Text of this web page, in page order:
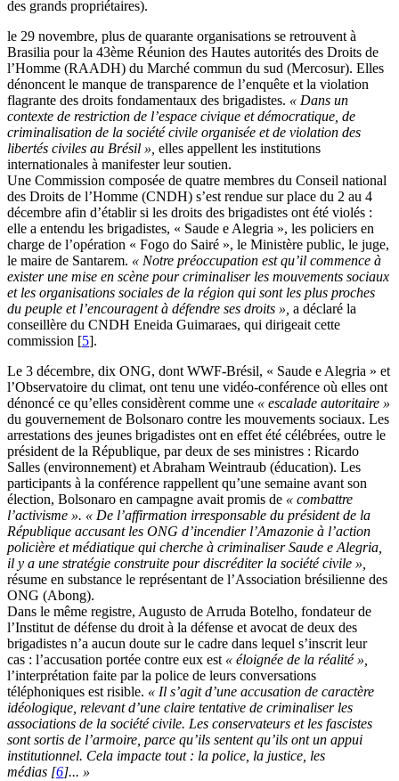
des grands propriétaires).
le 29 novembre, plus de quarante organisations se retrouvent à
Brasilia pour la 43ème Réunion des Hautes autorités des Droits de
l’Homme (RAADH) du Marché commun du sud (Mercosur). Elles
dénoncent le manque de transparence de l’enquête et la violation
flagrante des droits fondamentaux des brigadistes. « Dans un
contexte de restriction de l’espace civique et démocratique, de
criminalisation de la société civile organisée et de violation des
libertés civiles au Brésil », elles appellent les institutions
internationales à manifester leur soutien.
Une Commission composée de quatre membres du Conseil national
des Droits de l’Homme (CNDH) s’est rendue sur place du 2 au 4
décembre afin d’établir si les droits des brigadistes ont été violés :
elle a entendu les brigadistes, « Saude e Alegria », les policiers en
charge de l’opération « Fogo do Sairé », le Ministère public, le juge,
le maire de Santarem. « Notre préoccupation est qu’il commence à
exister une mise en scène pour criminaliser les mouvements sociaux
et les organisations sociales de la région qui sont les plus proches
du peuple et l’encouragent à défendre ses droits », a déclaré la
conseillère du CNDH Eneida Guimaraes, qui dirigeait cette
commission [5].
Le 3 décembre, dix ONG, dont WWF-Brésil, « Saude e Alegria » et
l’Observatoire du climat, ont tenu une vidéo-conférence où elles ont
dénoncé ce qu’elles considèrent comme une « escalade autoritaire »
du gouvernement de Bolsonaro contre les mouvements sociaux. Les
arrestations des jeunes brigadistes ont en effet été célébrées, outre le
président de la République, par deux de ses ministres : Ricardo
Salles (environnement) et Abraham Weintraub (éducation). Les
participants à la conférence rappellent qu’une semaine avant son
élection, Bolsonaro en campagne avait promis de « combattre
l’activisme ». « De l’affirmation irresponsable du président de la
République accusant les ONG d’incendier l’Amazonie à l’action
policière et médiatique qui cherche à criminaliser Saude e Alegria,
il y a une stratégie construite pour discréditer la société civile »,
résume en substance le représentant de l’Association brésilienne des
ONG (Abong).
Dans le même registre, Augusto de Arruda Botelho, fondateur de
l’Institut de défense du droit à la défense et avocat de deux des
brigadistes n’a aucun doute sur le cadre dans lequel s’inscrit leur
cas : l’accusation portée contre eux est « éloignée de la réalité »,
l’interprétation faite par la police de leurs conversations
téléphoniques est risible. « Il s’agit d’une accusation de caractère
idéologique, relevant d’une claire tentative de criminaliser les
associations de la société civile. Les conservateurs et les fascistes
sont sortis de l’armoire, parce qu’ils sentent qu’ils ont un appui
institutionnel. Cela impacte tout : la police, la justice, les
médias [6]... »